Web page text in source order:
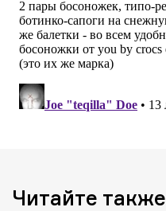
Читайте также